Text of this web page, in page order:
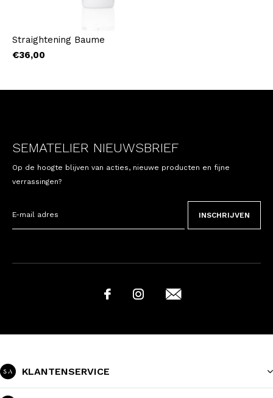
Straightening Baume
€36,00
SEMATELIER NIEUWSBRIEF
Op de hoogte blijven van acties, nieuwe producten en fijne
verrassingen?
INSCHRIJVEN
KLANTENSERVICE